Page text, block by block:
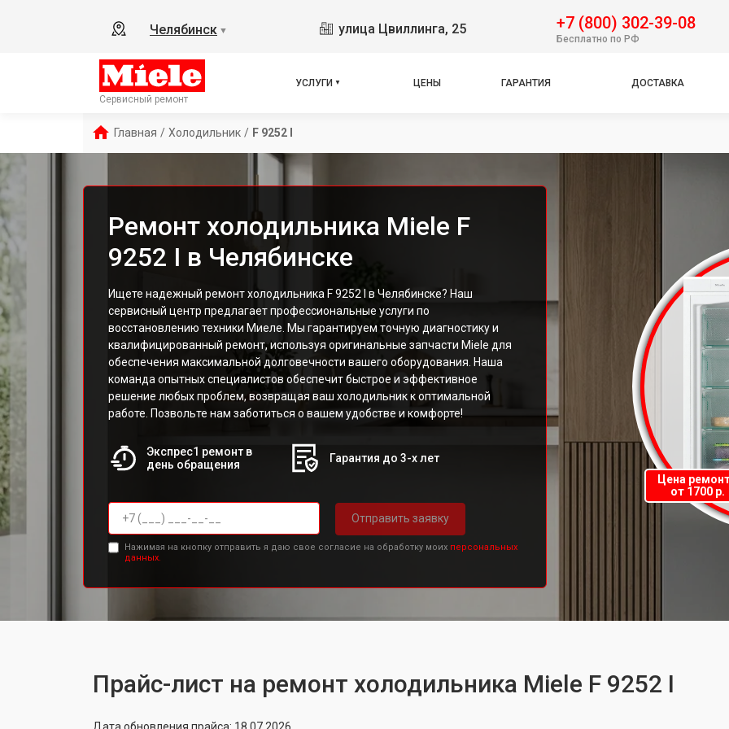
Челябинск ▼ улица Цвиллинга, 25 +7 (800) 302-39-08
Бесплатно по РФ
Сервисный ремонт
УСЛУГИ ЦЕНЫ ГАРАНТИЯ ДОСТАВКА
Главная / Холодильник / F 9252 I
Ремонт холодильника Miele F
9252 I в Челябинске
Ищете надежный ремонт холодильника F 9252 I в Челябинске? Наш
сервисный центр предлагает профессиональные услуги по
восстановлению техники Миеле. Мы гарантируем точную диагностику и
квалифицированный ремонт, используя оригинальные запчасти Miele для
обеспечения максимальной долговечности вашего оборудования. Наша
команда опытных специалистов обеспечит быстрое и эффективное
решение любых проблем, возвращая ваш холодильник к оптимальной
работе. Позвольте нам заботиться о вашем удобстве и комфорте!
Экспрес1 ремонт в
день обращения
Гарантия до 3-х лет
Отправить заявку
Нажимая на кнопку отправить я даю свое согласие на обработку моих персональных
данных.
Цена
от 1700 р.
Прайс-лист на ремонт холодильника Miele F 9252 I
Дата обновления прайса: 18.07.2026